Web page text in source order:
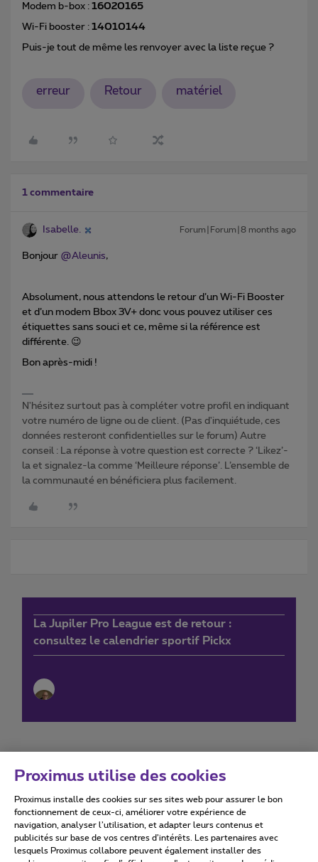
Modem b-box : 16020165
Wi-Fi booster : 14010144
Puis-je tout de même les renvoyer avec la liste reçue ?
erreur Retour matériel
1 commentaire
Isabelle. Forum|Forum|8 months ago
Bonjour ​ @Aleunis,
Absolument, nous attendons le retour d’un Wi-Fi Booster
et d’un modem Bbox 3V+ donc vous pouvez utiliser ces
étiquettes sans souci et ce, même si la référence est
différente. 😉
Bon après-midi !
N'hésitez surtout pas à compléter votre profil en indiquant
votre numéro de ligne ou de client. (Pas d'inquiétude, ces
données resteront confidentielles sur le forum) Autre
conseil : La réponse à votre question est correcte ? ‘Likez’-
la et signalez-la comme ‘Meilleure réponse’. L’ensemble de
la communauté en bénéficiera plus facilement.
La Jupiler Pro League est de retour :
consultez le calendrier sportif Pickx
Conditions d'utilisation Accessibility statement
Proximus utilise des cookies
Proximus installe des cookies sur ses sites web pour assurer le bon
fonctionnement de ceux-ci, améliorer votre expérience de
navigation, analyser l’utilisation, et adapter leurs contenus et
publicités sur base de vos centres d’intérêts. Les partenaires avec
lesquels Proximus collabore peuvent également installer des